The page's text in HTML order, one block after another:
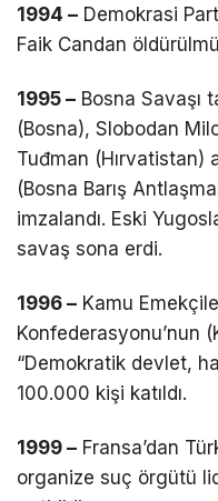
1994 – Demokrasi
Faik Candan
1995 – Bosna Savaşı
(Bosna), Slobodan
Tuđman (Hırvatistan)
(Bosna Barış
imzalandı. Eski
savaş sona erdi.
1996 – Kamu
Konfederasyonu’nun
“Demokratik devlet,
100.000 kişi katıldı.
1999 – Fransa’dan
organize suç örgütü